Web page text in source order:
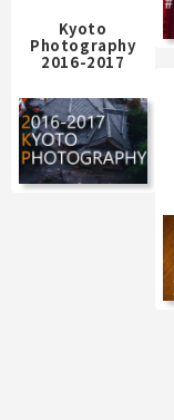
Kyoto
Photography
2016-2017